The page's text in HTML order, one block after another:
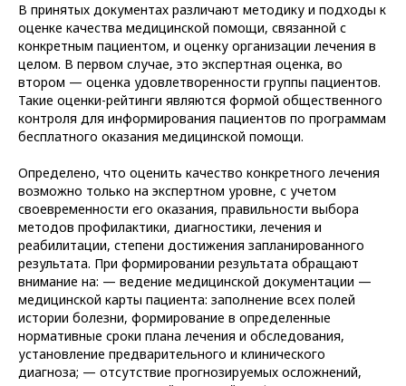
В принятых документах различают методику и подходы к
оценке качества медицинской помощи, связанной с
конкретным пациентом, и оценку организации лечения в
целом. В первом случае, это экспертная оценка, во
втором — оценка удовлетворенности группы пациентов.
Такие оценки-рейтинги являются формой общественного
контроля для информирования пациентов по программам
бесплатного оказания медицинской помощи.
Определено, что оценить качество конкретного лечения
возможно только на экспертном уровне, с учетом
своевременности его оказания, правильности выбора
методов профилактики, диагностики, лечения и
реабилитации, степени достижения запланированного
результата. При формировании результата обращают
внимание на: — ведение медицинской документации —
медицинской карты пациента: заполнение всех полей
истории болезни, формирование в определенные
нормативные сроки плана лечения и обследования,
установление предварительного и клинического
диагноза; — отсутствие прогнозируемых осложнений,